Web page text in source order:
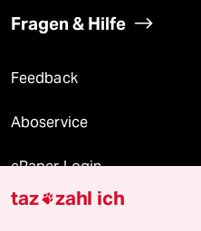
Fragen & Hilfe
Feedback
Aboservice
ePaper Login
Downloads für Abonnierende
taz zahl ich